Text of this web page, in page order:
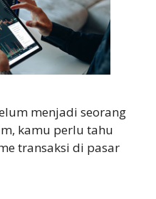
menjadi seorang
kamu perlu tahu
transaksi di pasar